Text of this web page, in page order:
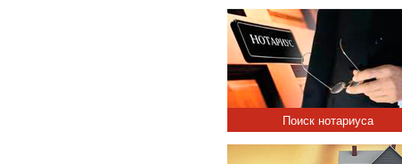
Поиск нотариуса